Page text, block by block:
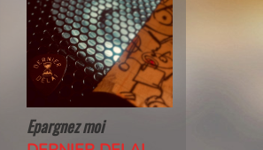
Epargnez moi